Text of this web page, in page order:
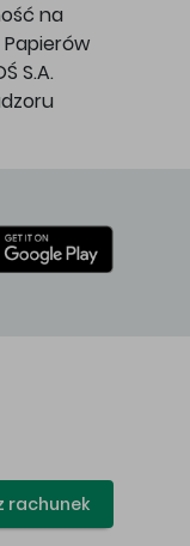
na
S.A.
rachunek